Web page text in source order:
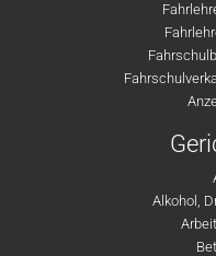
Alkohol,